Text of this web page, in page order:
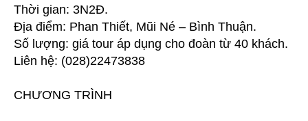
3
ngày
2
Thời gian: 3N2Đ.
Địa điểm: Phan Thiết, Mũi Né – Bình Thuận.
Số lượng: giá tour áp dụng cho đoàn từ 40 khách.
Liên hệ: (028)22473838
CHƯƠNG TRÌNH